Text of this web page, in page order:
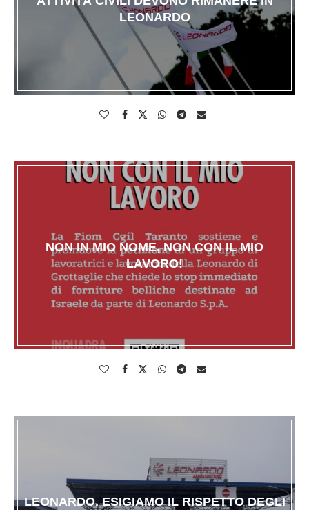
LEONARDO
NON IN MIO NOME, NON CON IL MIO
LAVORO!
LEONARDO. ESIGIAMO IL RISPETTO DEGLI